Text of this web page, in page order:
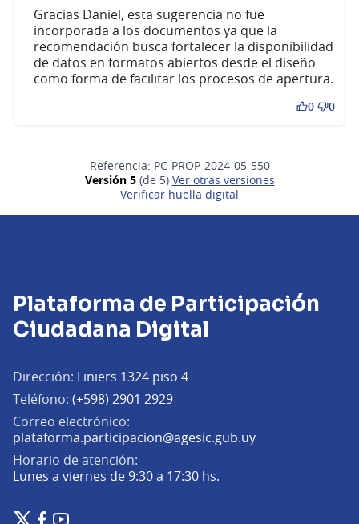
Gracias Daniel, esta sugerencia no fue
incorporada a los documentos ya que la
recomendación busca fortalecer la disponibilidad
de datos en formatos abiertos desde el diseño
como forma de facilitar los procesos de apertura.
0 0
Referencia: PC-PROP-2024-05-550
Versión 5(de 5)
ver otras versiones
Verificar huella digital
Plataforma de Participación
Ciudadana Digital
Dirección: Liniers 1324 piso 4
Teléfono: (+598) 2901 2929
Correo electrónico:
plataforma.participacion@agesic.gub.uy(Abrir en una
Horario de atención:
Lunes a viernes de 9:30 a 17:30 hs.
Plataforma de Participación Ciudadana Digital en X
Plataforma de Participación Ciudadana Digital en Facebook
Plataforma de Participación Ciudadana Digital en